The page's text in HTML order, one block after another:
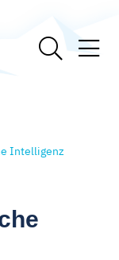
Intelligenz